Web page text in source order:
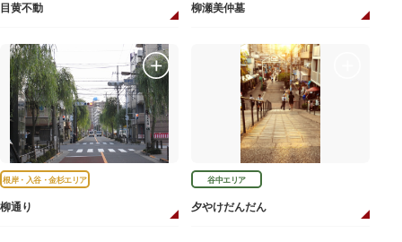
目黄不動 柳瀬美仲墓
根岸・入谷・金杉エリア
柳通り
谷中エリア
夕やけだんだん